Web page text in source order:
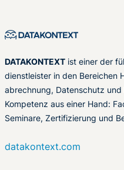
DATAKONTEXT ist einer der
dienstleister in den Bereichen
abrechnung, Datenschutz
Kompetenz aus einer Hand:
Seminare, Zertifizierung und
datakontext.com